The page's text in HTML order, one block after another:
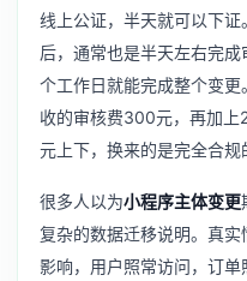
线上公证，半天就可以下
后，通常也是半天左右完
个工作日就能完成整个变
收的审核费300元，再加
元上下，换来的是完全合规
很多人以为小程序主体变更
复杂的数据迁移说明。真
影响，用户照常访问，订